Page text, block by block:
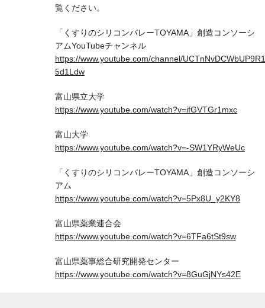
覧ください。
「くすりのシリコンバレーTOYAMA」創造コンソーシ
アムYouTubeチャンネル
https://www.youtube.com/channel/
5d1Ldw
富山県立大学
https://www.youtube.com/watch?v=ifGVTGr1mxc
富山大学
https://www.youtube.com/watch?v=-SW1YRyWeUc
「くすりのシリコンバレーTOYAMA」創造コンソーシ
アム
https://www.youtube.com/watch?v=5Px8U_y2KY8
富山県薬業連合会
https://www.youtube.com/watch?v=6TFa6tSt9sw
富山県薬事総合研究開発センター
https://www.youtube.com/watch?v=8GuGjNYs42E